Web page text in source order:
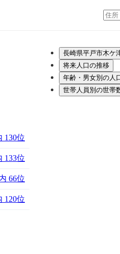
130位
133位
66位
120位
長崎県平戸市木ケ
将来人口の推移
年齢・男女別の人
世帯人員別の世帯